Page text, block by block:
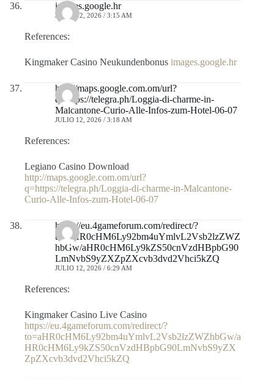
images.google.hr
JULIO 12, 2026 / 3:15 AM
References:
Kingmaker Casino Neukundenbonus images.google.hr
http://maps.google.com.om/url?
q=https://telegra.ph/Loggia-di-charme-in-
Malcantone-Curio-Alle-Infos-zum-Hotel-06-07
JULIO 12, 2026 / 3:18 AM
References:
Legiano Casino Download
http://maps.google.com.om/url?
q=https://telegra.ph/Loggia-di-charme-in-Malcantone-
Curio-Alle-Infos-zum-Hotel-06-07
https://eu.4gameforum.com/redirect/?
to=aHR0cHM6Ly92bm4uYmlvL2Vsb2lzZWZ
hbGw/aHR0cHM6Ly9kZS50cnVzdHBpbG90
LmNvbS9yZXZpZXcvb3dvd2Vhci5kZQ
JULIO 12, 2026 / 6:29 AM
References:
Kingmaker Casino Live Casino
https://eu.4gameforum.com/redirect/?
to=aHR0cHM6Ly92bm4uYmlvL2Vsb2lzZWZhbGw/a
HR0cHM6Ly9kZS50cnVzdHBpbG90LmNvbS9yZX
ZpZXcvb3dvd2Vhci5kZQ